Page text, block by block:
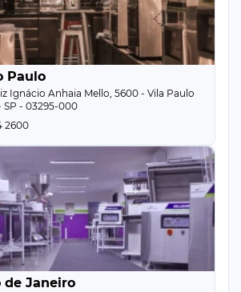
Paulo
Ignácio Anhaia Mello, 5600 - Vila Paulo
SP - 03295-000
2600
de Janeiro